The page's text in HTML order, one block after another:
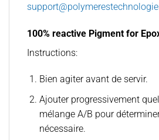
100% reactive Pigment for
Instructions:
Bien agiter avant de servir.
Ajouter progressivement
mélange A/B pour
nécessaire.